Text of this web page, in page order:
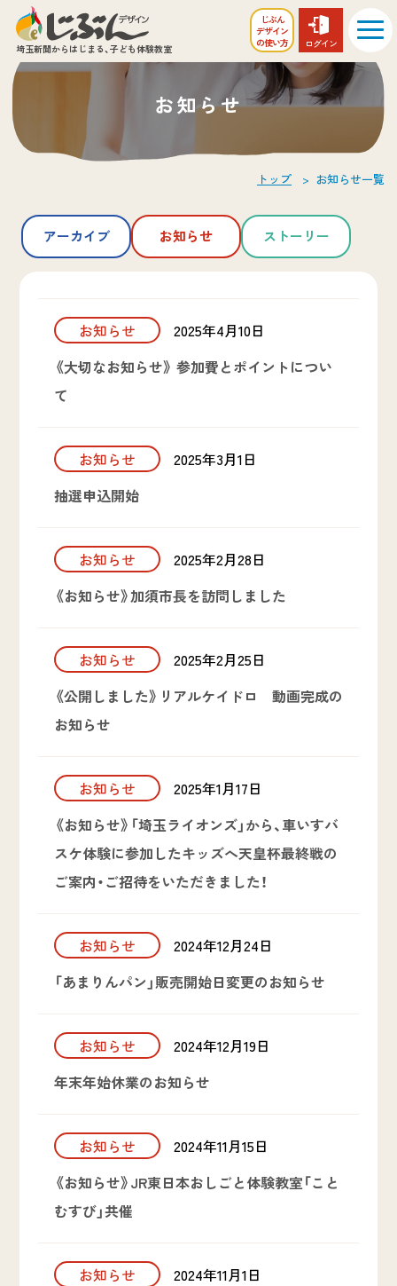
埼玉新聞からはじまる、子ども体験教室
じぶん
デザイン
の使い方 ログイン
お知らせ
トップ お知らせ一覧
お知らせ
2025年4月10日
《大切なお知らせ》 参加費とポイントについ
て
お知らせ
2025年3月1日
抽選申込開始
お知らせ
2025年2月28日
《お知らせ》加須市長を訪問しました
お知らせ
2025年2月25日
《公開しました》リアルケイドロ 動画完成の
お知らせ
お知らせ
2025年1月17日
《お知らせ》「埼玉ライオンズ」から、車いすバ
スケ体験に参加したキッズへ天皇杯最終戦の
ご案内・ご招待をいただきました！
お知らせ
2024年12月24日
「あまりんパン」販売開始日変更のお知らせ
お知らせ
2024年12月19日
年末年始休業のお知らせ
お知らせ
2024年11月15日
《お知らせ》JR東日本おしごと体験教室「こと
むすび」共催
お知らせ
2024年11月1日
アーカイブ お知らせ ストーリー